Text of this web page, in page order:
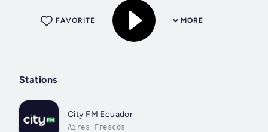
MORE
FAVORITE
Stations
City FM Ecuador
Aires Frescos